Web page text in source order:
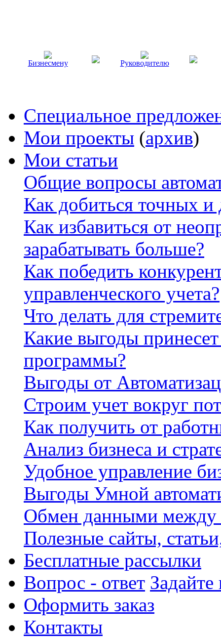
Бизнесмену Руководителю
Специальное
Мои проекты (архив)
Мои статьи
Общие вопросы
Как добиться точных
Как избавиться от
зарабатывать больше?
Как победить
управленческого учета?
Что делать для
Какие выгоды
программы?
Выгоды от
Строим учет вокруг
Как получить от
Анализ бизнеса и
Удобное управление
Выгоды Умной
Обмен данными между
Полезные сайты,
Бесплатные рассылки
Вопрос - ответ
Оформить заказ
Контакты